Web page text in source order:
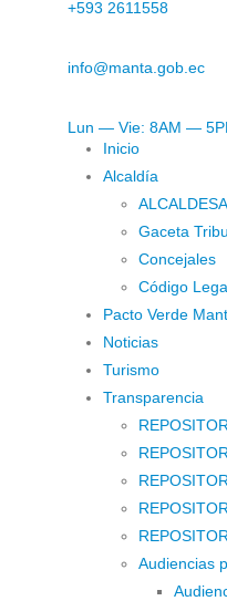
+593 2611558
info@manta.gob.ec
Lun — Vie: 8AM —
Inicio
Alcaldía
ALCALDESA
Gaceta
Concejales
Código
Pacto Verde
Noticias
Turismo
Transparencia
Audiencias